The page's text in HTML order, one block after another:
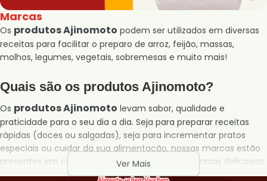
Marcas
Os produtos Ajinomoto podem ser utilizados em diversas
receitas para facilitar o preparo de arroz, feijão, massas,
molhos, legumes, vegetais, sobremesas e muito mais!
Quais são os produtos Ajinomoto?
Os produtos Ajinomoto levam sabor, qualidade e
praticidade para o seu dia a dia. Seja para preparar receitas
rápidas (doces ou salgadas), seja para incrementar pratos
especiais ou cuidar da sua alimentação, nossas marcas estão
presentes em cada detalhe, garantindo experiências deliciosas
e resultados incríveis.
Ver Mais